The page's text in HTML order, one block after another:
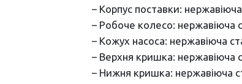
– Корпус поставки:
– Робоче колесо: нержавіюча
– Кожух насоса: нержавіюча
– Верхня кришка: нержавіюча
– Нижня кришка: нержавіюча